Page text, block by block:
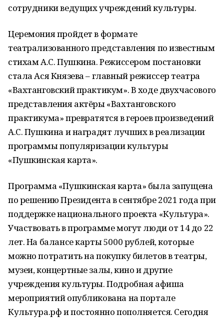
сотрудники ведущих учреждений культуры.
Церемония пройдет в формате
театрализованного представления по известным
стихам А.С. Пушкина. Режиссером постановки
стала Ася Князева – главный режиссер театра
«Вахтанговский практикум». В ходе двухчасового
представления актёры «Вахтанговского
практикума» превратятся в героев произведений
А.С. Пушкина и наградят лучших в реализации
программы популяризации культуры
«Пушкинская карта».
Программа «Пушкинская карта» была запущена
по решению Президента в сентябре 2021 года при
поддержке национального проекта «Культура».
Участвовать в программе могут люди от 14 до 22
лет. На балансе карты 5000 рублей, которые
можно потратить на покупку билетов в театры,
музеи, концертные залы, кино и другие
учреждения культуры. Подробная афиша
мероприятий опубликована на портале
Культура.рф и постоянно пополняется. Сегодня